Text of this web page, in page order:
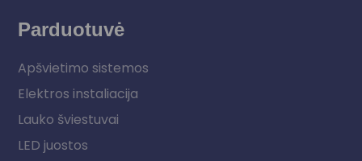
Parduotuvė
Apšvietimo sistemos
Elektros instaliacija
Lauko šviestuvai
LED juostos